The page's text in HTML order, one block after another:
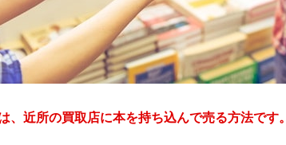
、近所の買取店に本を持ち込んで売る方法です。